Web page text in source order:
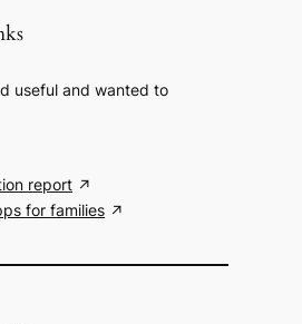
useful and wanted to
report
for families